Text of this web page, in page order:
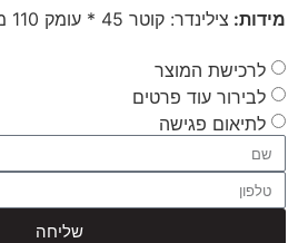
מידות: צילינדר: קוטר 45 * עומק 110 מ"מ
לרכישת המוצר
לבירור עוד פרטים
לתיאום פגישה
שליחה